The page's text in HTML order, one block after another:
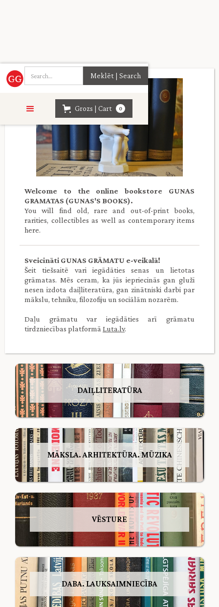
Grozs | Cart 0
Welcome to the online bookstore GUNAS
GRAMATAS (GUNAS'S BOOKS).
You will find old, rare and out-of-print books,
rarities, collectibles as well as contemporary items
here.
Sveicināti GUNAS GRĀMATU e-veikalā!
Šeit tiešsaitē vari iegādāties senas un lietotas
grāmatas. Mēs ceram, ka jūs iepriecinās gan gluži
nesen izdota daiļliteratūra, gan zinātniski darbi par
mākslu, tehniku, filozofiju un sociālām nozarēm.
Daļu grāmatu var iegādāties arī grāmatu
tirdzniecības platformā Luta.lv.
DAIĻLITERATŪRA
MĀKSLA. ARHITEKTŪRA. MŪZIKA
VĒSTURE
DABA. LAUKSAIMNIECĪBA